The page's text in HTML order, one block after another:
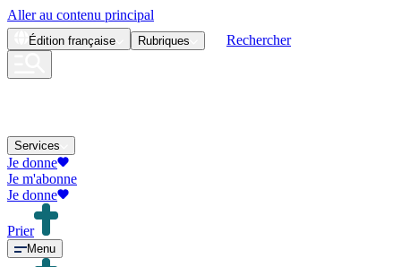
Aller au contenu principal
Édition française Rubriques Rechercher
Services
Je donne
Je m'abonne
Je donne
Prier
Menu